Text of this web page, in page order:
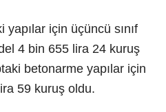
için üçüncü sınıf
4 bin 655 lira 24 kuruş
betonarme yapılar için
59 kuruş oldu.